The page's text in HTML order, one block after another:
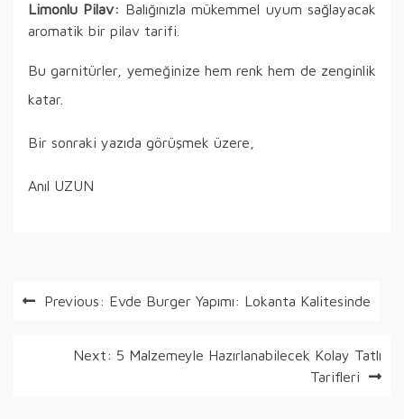
Limonlu Pilav: Balığınızla mükemmel uyum sağlayacak
aromatik bir pilav tarifi.
Bu garnitürler, yemeğinize hem renk hem de zenginlik
katar.
Bir sonraki yazıda görüşmek üzere,
Anıl UZUN
YazıPrevious: Evde Burger Yapımı: Lokanta Kalitesinde
Next: 5 Malzemeyle Hazırlanabilecek Kolay Tatlı
Tarifleri